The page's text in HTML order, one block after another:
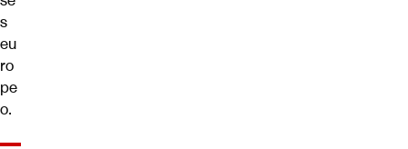
s
eu
ro
pe
o.